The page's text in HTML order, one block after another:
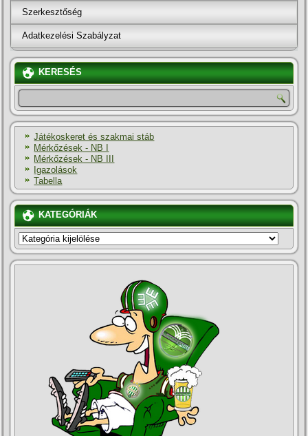
Szerkesztőség
Adatkezelési Szabályzat
KERESÉS
Játékoskeret és szakmai stáb
Mérkőzések - NB I
Mérkőzések - NB III
Igazolások
Tabella
KATEGÓRIÁK
KATEGÓRIÁK